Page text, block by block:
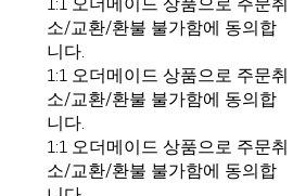
소/교환/환불 불가함에 동의합
니다.
1:1 오더메이드 상품으로 주문취
소/교환/환불 불가함에 동의합
니다.
1:1 오더메이드 상품으로 주문취
소/교환/환불 불가함에 동의합